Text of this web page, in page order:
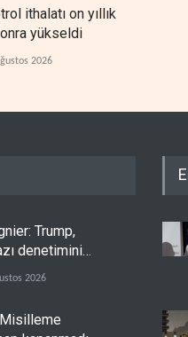
ithalatı on yıllık
yükseldi
2026
Trump,
denetimini
Umman'a
2026